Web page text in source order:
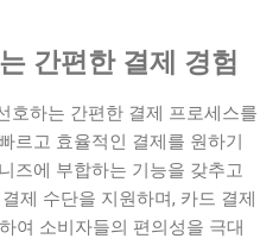
간편한 결제 경험
호하는 간편한 결제 프로세스를
르고 효율적인 결제를 원하기
즈에 부합하는 기능을 갖추고
제 수단을 지원하며, 카드 결제
여 소비자들의 편의성을 극대